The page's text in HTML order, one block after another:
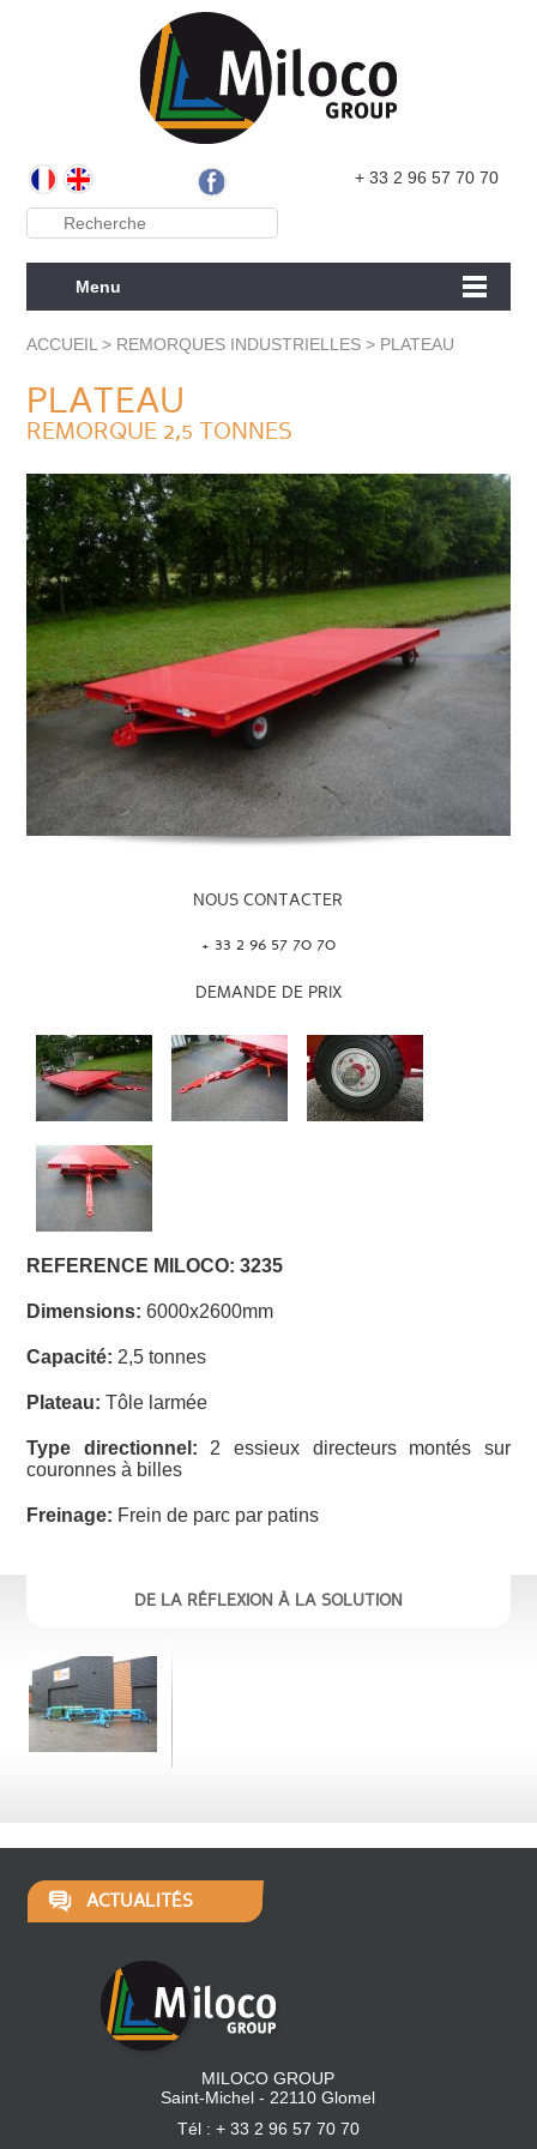
+ 33 2 96 57 70 70
Menu
ACCUEIL > REMORQUES INDUSTRIELLES > PLATEAU
PLATEAU
REMORQUE 2,5 TONNES
NOUS CONTACTER
+ 33 2 96 57 70 70
DEMANDE DE PRIX
REFERENCE MILOCO: 3235
Dimensions:6000x2600mm
Capacité: 2,5 tonnes
Plateau: Tôle larmée
Type directionnel: 2 essieux directeurs montés sur
couronnes à billes
Freinage: Frein de parc par patins
DE LA RÉFLEXION À LA SOLUTION
ACTUALITÉS
MILOCO GROUP
Saint-Michel - 22110 Glomel
Tél : + 33 2 96 57 70 70